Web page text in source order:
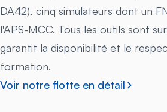
DA42), cinq simulateurs dont un
l'APS-MCC. Tous les outils sont
garantit la disponibilité et le
formation.
Voir notre flotte en détail